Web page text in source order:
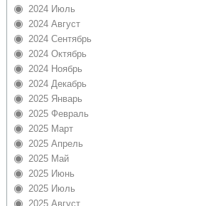
2024 Июль
2024 Август
2024 Сентябрь
2024 Октябрь
2024 Ноябрь
2024 Декабрь
2025 Январь
2025 Февраль
2025 Март
2025 Апрель
2025 Май
2025 Июнь
2025 Июль
2025 Август